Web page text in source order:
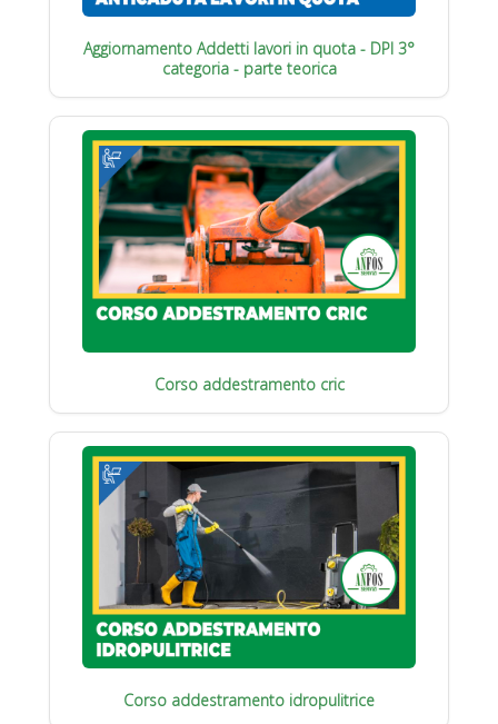
Aggiornamento Addetti lavori in quota - DPI 3°
categoria - parte teorica
Corso addestramento cric
Corso addestramento idropulitrice